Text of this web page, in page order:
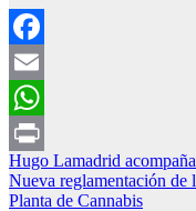
Facebook
Email
WhatsApp
Print
Navegación
de
Hugo Lamadrid
Nueva reglamentación
Planta de Cannabis